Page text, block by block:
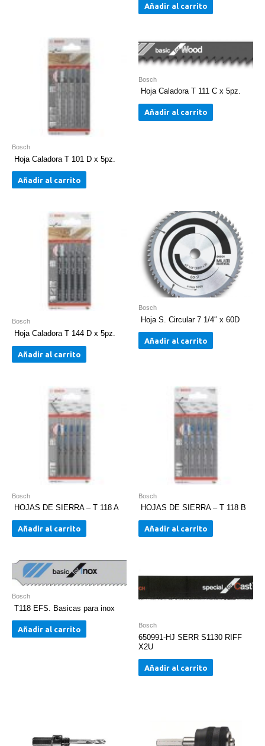
Añadir al carrito
Bosch
Hoja Caladora T 101 D x 5pz.
Añadir al carrito
Bosch
Hoja Caladora T 111 C x 5pz.
Añadir al carrito
Bosch
Hoja Caladora T 144 D x 5pz.
Añadir al carrito
Bosch
Hoja S. Circular 7 1/4″ x 60D
Añadir al carrito
Bosch
HOJAS DE SIERRA – T 118 A
Añadir al carrito
Bosch
HOJAS DE SIERRA – T 118 B
Añadir al carrito
Bosch
T118 EFS. Basicas para inox
Añadir al carrito Bosch
650991-HJ SERR S1130 RIFF
X2U
Añadir al carrito